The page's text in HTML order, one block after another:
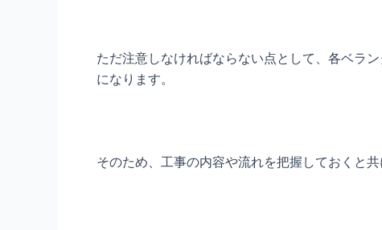
ただ注意しなければならない点として、各ベラ
になります。
そのため、工事の内容や流れを把握しておくと